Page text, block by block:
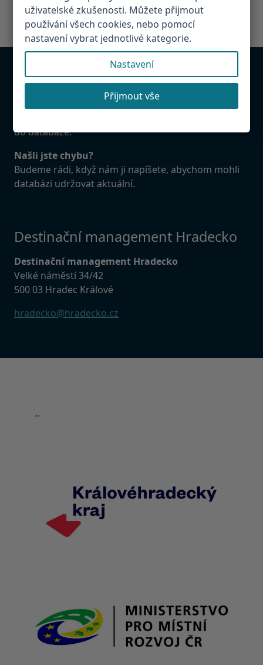
Chcete být v databázi?
Provozujete atrakci, restauraci, penzion v
do databáze.
Našli jste chybu?
Budeme rádi, když nám ji napíšete, abychom mohli
databázi udržovat aktuální.
Destinační management Hradecko
Destinační management Hradecko
Velké náměstí 34/42
500 03 Hradec Králové
hradecko@hradecko.cz
uživatelské zkušenosti. Můžete přijmout
používání všech cookies, nebo pomocí
nastavení vybrat jednotlivé kategorie.
Nastavení
Přijmout vše